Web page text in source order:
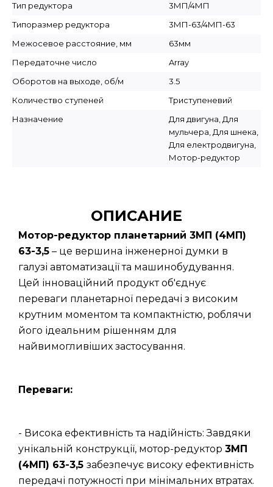
Тип редуктора
3МП/4МП
Типоразмер редуктора
3МП-63/4МП-63
Межосевое расстояние, мм
63мм
Передаточне число
Array
Оборотов на выходе, об/м
3.5
Количество ступеней
Триступеневий
Назначение
Для двигуна, Для
мульчера, Для шнека,
Для електродвигуна,
Мотор-редуктор
ОПИСАНИЕ
Мотор-редуктор планетарний 3МП (4МП)
63-3,5 – це вершина інженерної думки в
галузі автоматизації та машинобудування.
Цей інноваційний продукт об'єднує
переваги планетарної передачі з високим
крутним моментом та компактністю, роблячи
його ідеальним рішенням для
найвимогливіших застосування.
Переваги:
- Висока ефективність та надійність: Завдяки
унікальній конструкції, мотор-редуктор 3МП
(4МП) 63-3,5 забезпечує високу ефективність
передачі потужності при мінімальних втратах.